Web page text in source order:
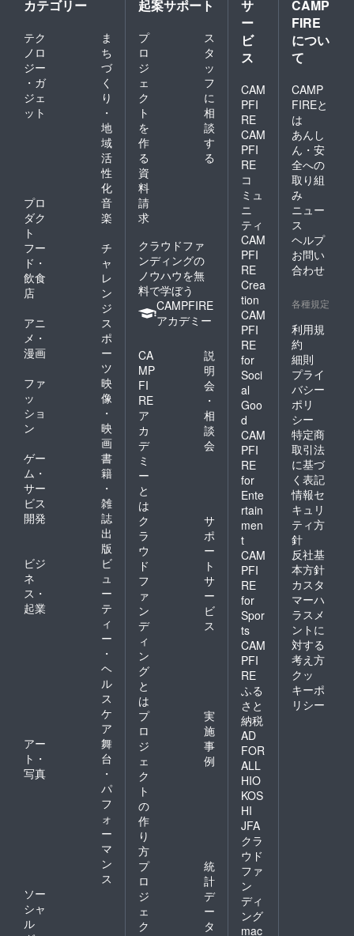
カテゴリー
テク
ノロ
ジー
・ガ
ジェ
ット
ま
ち
づ
く
り
・
地
域
活
性
化
プロ
ダク
ト
音
楽
フー
ド・
飲食
店
チ
ャ
レ
ン
ジ
アニ
メ・
漫画
ス
ポ
ー
ツ
ファ
ッ
ショ
ン
映
像
・
映
画
ゲー
ム・
サー
ビス
開発
書
籍
・
雑
誌
出
版
ビジ
ネ
ス・
起業
ビ
ュ
ー
テ
ィ
ー
・
ヘ
ル
ス
ケ
ア
アー
ト・
写真
舞
台
・
パ
フ
ォ
ー
マ
ン
ス
ソー
シャ
ル
起案サポート
プ
ロ
ジ
ェ
ク
ト
を
作
る
ス
タ
ッ
フ
に
相
談
す
る
資
料
請
求
クラウドファ
ンディングの
ノウハウを無
料で学ぼう
CAMPFIRE
アカデミー
CA
MP
FI
RE
ア
カ
デ
ミ
ー
と
は
説
明
会
・
相
談
会
ク
ラ
ウ
ド
フ
ァ
ン
デ
ィ
ン
グ
と
は
サ
ポ
ー
ト
サ
ー
ビ
ス
プ
ロ
ジ
ェ
ク
ト
の
作
り
方
実
施
事
例
プ
ロ
ジ
ェ
ク
統
計
デ
ー
タ
サ
ー
ビ
ス
CAM
PFI
RE
CAM
PFI
RE
コ
ミュ
ニ
ティ
CAM
PFI
RE
Crea
tion
CAM
PFI
RE
for
Soci
al
Goo
d
CAM
PFI
RE
for
Ente
rtain
men
t
CAM
PFI
RE
for
Spor
ts
CAM
PFI
RE
ふる
さと
納税
AD
FOR
ALL
HIO
KOS
HI
JFA
クラ
ウド
ファ
ン
ディ
ング
mac
CAMP
FIRE
につい
て
CAMP
FIREと
は
あんし
ん・安
全への
取り組
み
ニュー
ス
ヘルプ
お問い
合わせ
各種規定
利用規
約
細則
プライ
バシー
ポリ
シー
特定商
取引法
に基づ
く表記
情報セ
キュリ
ティ方
針
反社基
本方針
カスタ
マーハ
ラスメ
ントに
対する
考え方
クッ
キーポ
リシー